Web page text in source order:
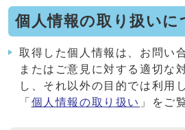
個人情報の取り扱いに
取得した個人情報は、お問い
またはご意見に対する適切な
し、それ以外の目的では利用
「 個人情報の取り扱い 」をご